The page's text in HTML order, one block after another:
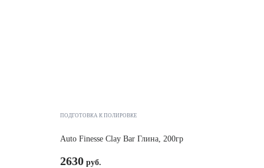
ПОДГОТОВКА К ПОЛИРОВКЕ
Auto Finesse Clay Bar Глина, 200гр
2630